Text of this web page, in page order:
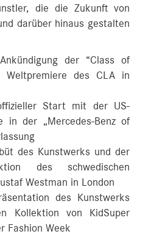
die die Zukunft von
darüber hinaus gestalten
der “Class of
Weltpremiere des CLA in
Start mit der US-
in der „Mercedes-Benz of
des Kunstwerks und der
des schwedischen
Westman in London
des Kunstwerks
Kollektion von KidSuper
Fashion Week